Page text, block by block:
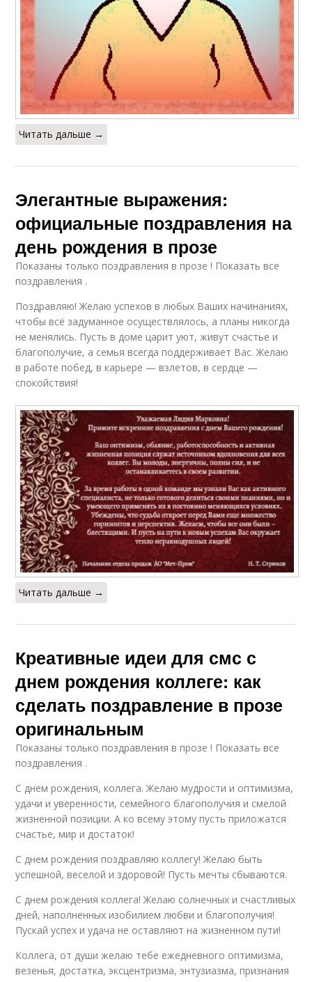
Читать дальше →
Элегантные выражения:
официальные поздравления на
день рождения в прозе
Показаны только поздравления в прозе ! Показать все
поздравления .
Поздравляю! Желаю успехов в любых Ваших начинаниях,
чтобы всё задуманное осуществлялось, а планы никогда
не менялись. Пусть в доме царит уют, живут счастье и
благополучие, а семья всегда поддерживает Вас. Желаю
в работе побед, в карьере — взлетов, в сердце —
спокойствия!
Читать дальше →
Креативные идеи для смс с
днем рождения коллеге: как
сделать поздравление в прозе
оригинальным
Показаны только поздравления в прозе ! Показать все
поздравления .
С днем рождения, коллега. Желаю мудрости и оптимизма,
удачи и уверенности, семейного благополучия и смелой
жизненной позиции. А ко всему этому пусть приложатся
счастье, мир и достаток!
С днем рождения поздравляю коллегу! Желаю быть
успешной, веселой и здоровой! Пусть мечты сбываются.
С днем рождения коллега! Желаю солнечных и счастливых
дней, наполненных изобилием любви и благополучия!
Пускай успех и удача не оставляют на жизненном пути!
Коллега, от души желаю тебе ежедневного оптимизма,
везенья, достатка, эксцентризма, энтузиазма, признания